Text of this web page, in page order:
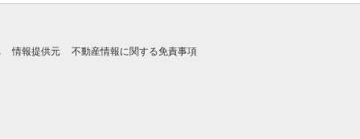
情報提供元 不動産情報に関する免責事項